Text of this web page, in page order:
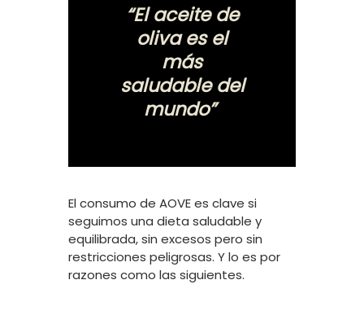
“El aceite de
oliva es el
más
saludable del
mundo”
El consumo de AOVE es clave si
seguimos una dieta saludable y
equilibrada, sin excesos pero sin
restricciones peligrosas. Y lo es por
razones como las siguientes.